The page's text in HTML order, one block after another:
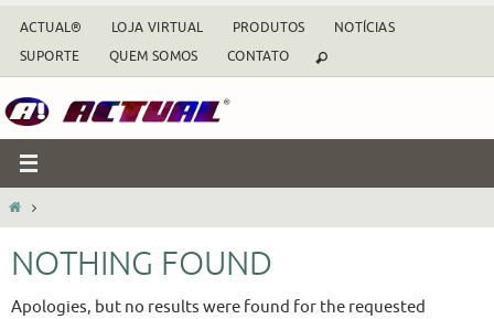
Skip
content
ACTUAL® LOJA VIRTUAL PRODUTOS
NOTÍCIAS
SUPORTE
QUEM SOMOS CONTATO
HOME
NOTHING FOUND
Apologies, but no results were found for the requested